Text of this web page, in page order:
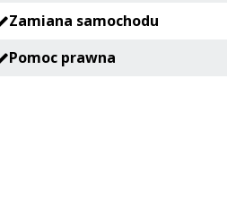
Zamiana samochodu
Pomoc prawna